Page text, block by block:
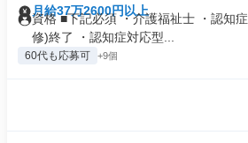
月給37万2600円以上
資格 ■下記必須 ・介護福祉士 ・認知
修)終了 ・認知症対応型...
60代も応募可 +9個